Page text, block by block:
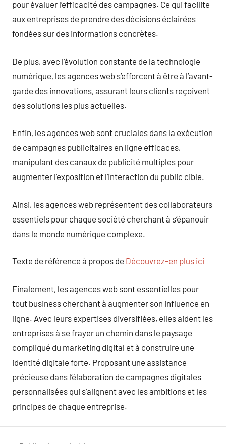
pour évaluer l’efficacité des campagnes. Ce qui facilite
aux entreprises de prendre des décisions éclairées
fondées sur des informations concrètes.
De plus, avec l’évolution constante de la technologie
numérique, les agences web s’efforcent à être à l’avant-
garde des innovations, assurant leurs clients reçoivent
des solutions les plus actuelles.
Enfin, les agences web sont cruciales dans la exécution
de campagnes publicitaires en ligne efficaces,
manipulant des canaux de publicité multiples pour
augmenter l’exposition et l’interaction du public cible.
Ainsi, les agences web représentent des collaborateurs
essentiels pour chaque société cherchant à s’épanouir
dans le monde numérique complexe.
Texte de référence à propos de Découvrez-en plus ici
Finalement, les agences web sont essentielles pour
tout business cherchant à augmenter son influence en
ligne. Avec leurs expertises diversifiées, elles aident les
entreprises à se frayer un chemin dans le paysage
compliqué du marketing digital et à construire une
identité digitale forte. Proposant une assistance
précieuse dans l’élaboration de campagnes digitales
personnalisées qui s’alignent avec les ambitions et les
principes de chaque entreprise.